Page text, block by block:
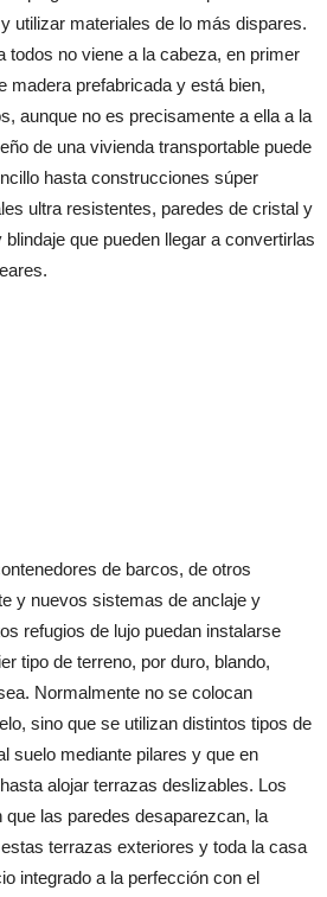
utilizar materiales de lo más dispares.
todos no viene a la cabeza, en primer
madera prefabricada y está bien,
aunque no es precisamente a ella a la
de una vivienda transportable puede
hasta construcciones súper
ultra resistentes, paredes de cristal y
que pueden llegar a convertirlas
de barcos, de otros
y nuevos sistemas de anclaje y
refugios de lujo puedan instalarse
tipo de terreno, por duro, blando,
Normalmente no se colocan
sino que se utilizan distintos tipos de
suelo mediante pilares y que en
alojar terrazas deslizables. Los
las paredes desaparezcan, la
terrazas exteriores y toda la casa
integrado a la perfección con el